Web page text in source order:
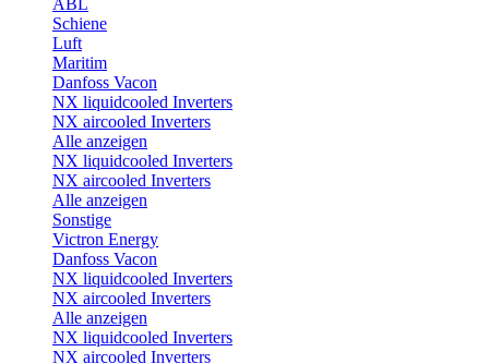
ABL
Schiene
Luft
Maritim
Danfoss Vacon
NX liquidcooled Inverters
NX aircooled Inverters
Alle anzeigen
NX liquidcooled Inverters
NX aircooled Inverters
Alle anzeigen
Sonstige
Victron Energy
Danfoss Vacon
NX liquidcooled Inverters
NX aircooled Inverters
Alle anzeigen
NX liquidcooled Inverters
NX aircooled Inverters